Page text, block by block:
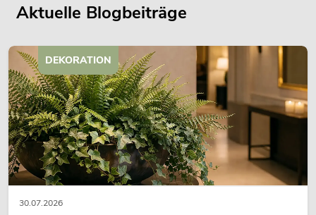
Aktuelle Blogbeiträge
30.07.2026
DEKORATION